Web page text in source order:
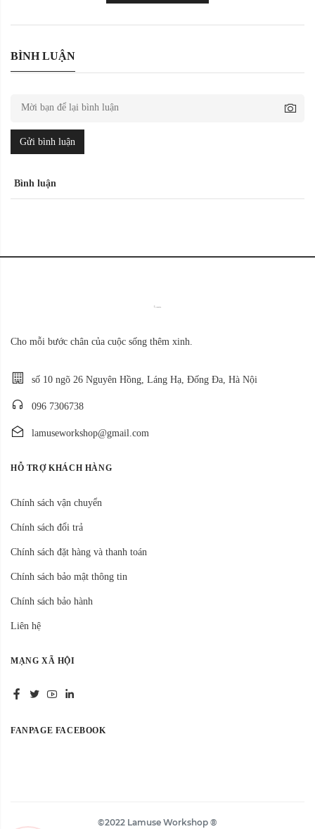
BÌNH LUẬN
Gửi bình luận
Bình luận
Cho mỗi bước chân của cuộc sống thêm xinh.
số 10 ngõ 26 Nguyên Hồng, Láng Hạ, Đống Đa, Hà Nội
096 7306738
lamuseworkshop@gmail.com
HỖ TRỢ KHÁCH HÀNG
Chính sách vận chuyển
Chính sách đổi trả
Chính sách đặt hàng và thanh toán
Chính sách bảo mật thông tin
Chính sách bảo hành
Liên hệ
MẠNG XÃ HỘI
FANPAGE FACEBOOK
©2022 Lamuse Workshop ®